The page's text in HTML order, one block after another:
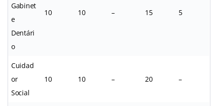
Gabinet
e
Dentári
o
10 10 – 15 5
Cuidad
or
Social
10 10 – 20 –